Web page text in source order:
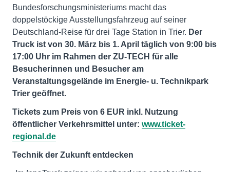
Bundesforschungsministeriums macht das
doppelstöckige Ausstellungsfahrzeug auf seiner
Deutschland-Reise für drei Tage Station in Trier. Der
Truck ist von 30. März bis 1. April täglich von 9:00 bis
17:00 Uhr im Rahmen der ZU-TECH für alle
Besucherinnen und Besucher am
Veranstaltungsgelände im Energie- u. Technikpark
Trier geöffnet.
Tickets zum Preis von 6 EUR inkl. Nutzung
öffentlicher Verkehrsmittel unter: www.ticket-
regional.de
Technik der Zukunft entdecken